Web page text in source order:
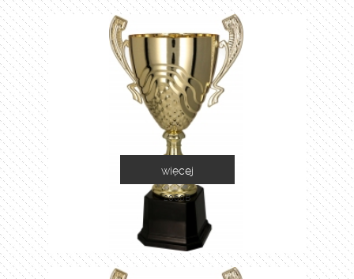
2060B
więcej